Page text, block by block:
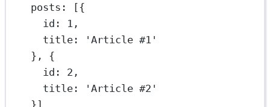
posts: [{
id: 1,
title: 'Article #1'
}, {
id: 2,
title: 'Article #2'
}]